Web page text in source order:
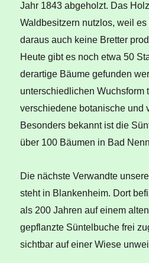
Jahr 1843 abgeholzt. Das
Waldbesitzern nutzlos, weil
daraus auch keine Bretter
Heute gibt es noch etwa 50
derartige Bäume gefunden
unterschiedlichen Wuchsform
verschiedene botanische und
Besonders bekannt ist die
über 100 Bäumen in Bad
Die nächste Verwandte
steht in Blankenheim. Dort
als 200 Jahren auf einem
gepflanzte Süntelbuche frei
sichtbar auf einer Wiese